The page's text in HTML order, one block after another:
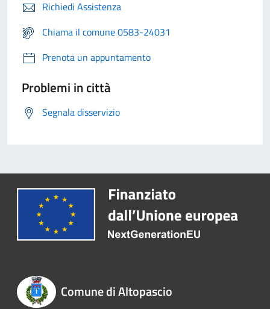
Richiedi Assistenza
Chiama il comune 0583-24031
Prenota un appuntamento
Problemi in città
Segnala disservizio
Comune di Altopascio